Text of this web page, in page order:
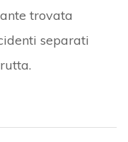
trovata
separati